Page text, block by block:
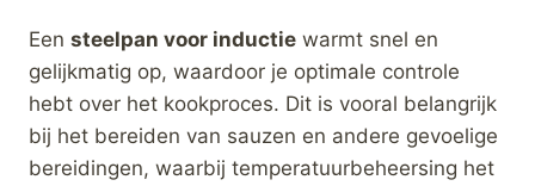
Een steelpan voor inductie warmt snel en
gelijkmatig op, waardoor je optimale controle
hebt over het kookproces. Dit is vooral belangrijk
bij het bereiden van sauzen en andere gevoelige
bereidingen, waarbij temperatuurbeheersing het